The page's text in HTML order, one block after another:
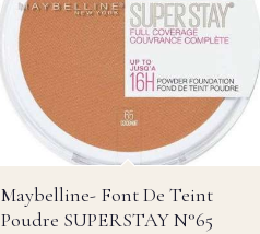
Maybelline- Font De Teint
Poudre SUPERSTAY N°65